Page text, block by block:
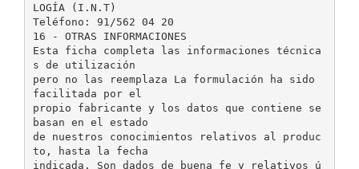
LOGÍA (I.N.T)
Teléfono: 91/562 04 20
16 - OTRAS INFORMACIONES
Esta ficha completa las informaciones técnica
s de utilización
pero no las reemplaza La formulación ha sido
facilitada por el
propio fabricante y los datos que contiene se
basan en el estado
de nuestros conocimientos relativos al produc
to, hasta la fecha
indicada. Son dados de buena fe y relativos ú